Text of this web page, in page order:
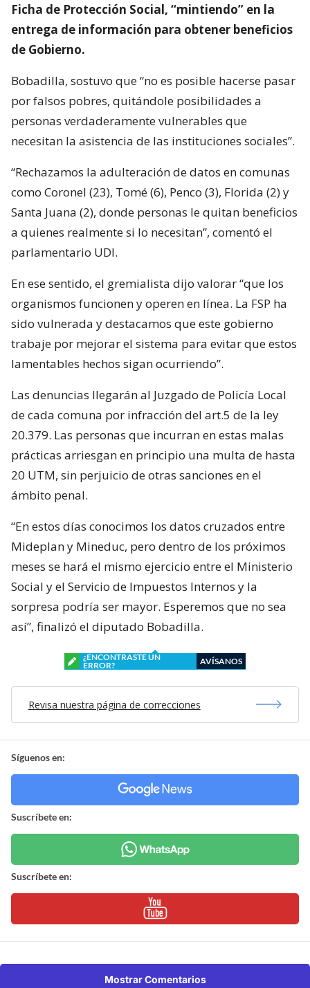
Ficha de Protección Social, “mintiendo” en la
entrega de información para obtener beneficios
de Gobierno.
Bobadilla, sostuvo que “no es posible hacerse pasar
por falsos pobres, quitándole posibilidades a
personas verdaderamente vulnerables que
necesitan la asistencia de las instituciones sociales”.
“Rechazamos la adulteración de datos en comunas
como Coronel (23), Tomé (6), Penco (3), Florida (2) y
Santa Juana (2), donde personas le quitan beneficios
a quienes realmente si lo necesitan”, comentó el
parlamentario UDI.
En ese sentido, el gremialista dijo valorar “que los
organismos funcionen y operen en línea. La FSP ha
sido vulnerada y destacamos que este gobierno
trabaje por mejorar el sistema para evitar que estos
lamentables hechos sigan ocurriendo”.
Las denuncias llegarán al Juzgado de Policía Local
de cada comuna por infracción del art.5 de la ley
20.379. Las personas que incurran en estas malas
prácticas arriesgan en principio una multa de hasta
20 UTM, sin perjuicio de otras sanciones en el
ámbito penal.
“En estos días conocimos los datos cruzados entre
Mideplan y Mineduc, pero dentro de los próximos
meses se hará el mismo ejercicio entre el Ministerio
Social y el Servicio de Impuestos Internos y la
sorpresa podría ser mayor. Esperemos que no sea
así”, finalizó el diputado Bobadilla.
¿ENCONTRASTE UN
ERROR?
AVÍSANOS
Revisa nuestra página de correcciones
Síguenos en:
Suscríbete en:
Suscríbete en:
Mostrar Comentarios